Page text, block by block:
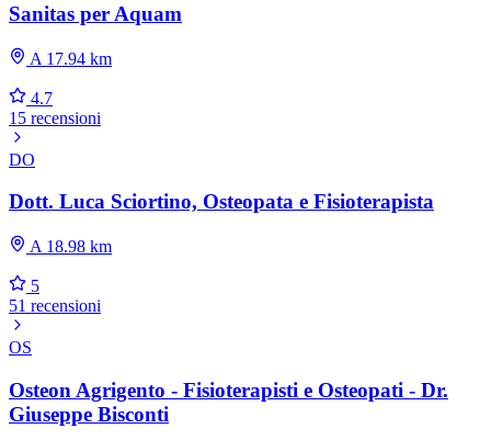
Sanitas per Aquam
A 17.94 km
4.7
15 recensioni
DO
Dott. Luca Sciortino, Osteopata e Fisioterapista
A 18.98 km
5
51 recensioni
OS
Osteon Agrigento - Fisioterapisti e Osteopati - Dr.
Giuseppe Bisconti